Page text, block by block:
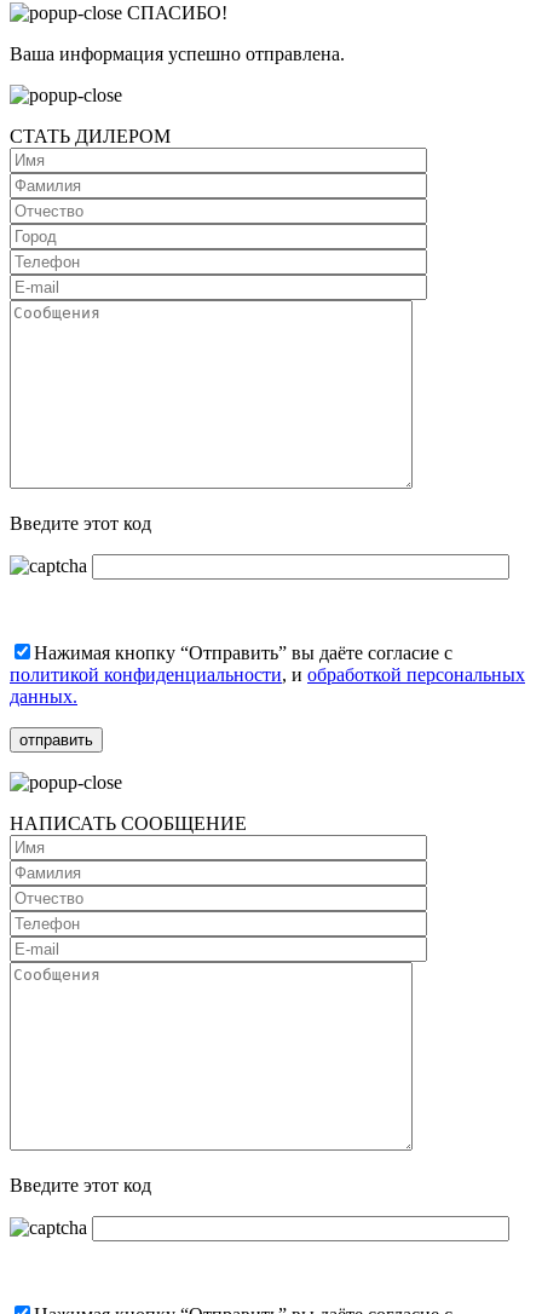
СПАСИБО!
Ваша информация успешно отправлена.
СТАТЬ ДИЛЕРОМ
Введите этот код
Нажимая кнопку “Отправить” вы даёте согласие с
политикой конфиденциальности, и обработкой персональных
данных.
НАПИСАТЬ СООБЩЕНИЕ
Введите этот код